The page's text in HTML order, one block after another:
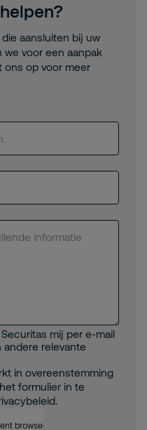
aansluiten bij uw
voor een aanpak
ons op voor meer
mij per e-mail
andere relevante
in overeenstemming
formulier in te
browser